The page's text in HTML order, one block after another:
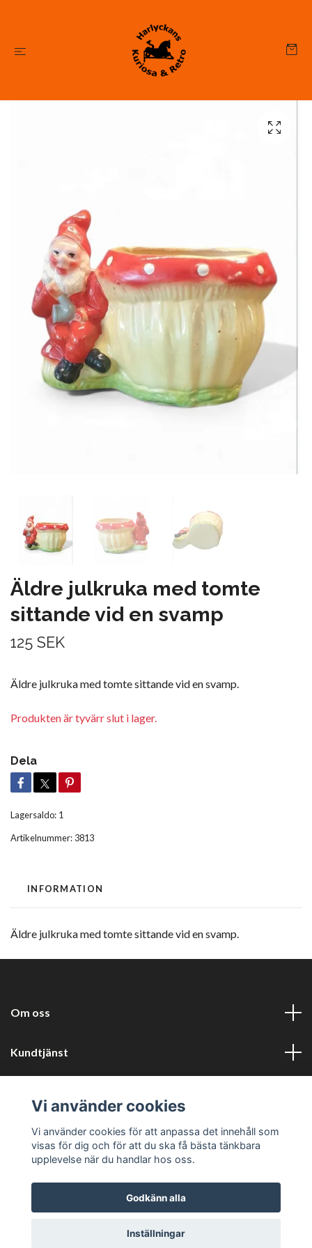
Äldre julkruka med tomte
sittande vid en svamp
125 SEK
Äldre julkruka med tomte sittande vid en svamp.
Produkten är tyvärr slut i lager.
Dela
Lagersaldo: 1
Artikelnummer: 3813
INFORMATION
Äldre julkruka med tomte sittande vid en svamp.
Om oss
Kundtjänst
Sociala medier
© 2026 Harlyckans kuriosa och retro
Vi använder cookies
Vi använder cookies för att anpassa det innehåll som
visas för dig och för att du ska få bästa tänkbara
upplevelse när du handlar hos oss.
Godkänn alla
Inställningar